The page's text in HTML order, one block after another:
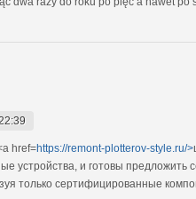
href=https://remont-plotterov-style.ru/>
устройства, и готовы
только сертифицированные